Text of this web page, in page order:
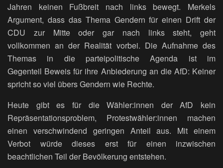
Jahren keinen Fußbreit nach links bewegt. Merkels
Argument, dass das Thema Gendern für einen Drift der
CDU zur Mitte oder gar nach links steht, geht
vollkommen an der Realität vorbei. Die Aufnahme des
Themas in die parteipolitische Agenda ist im
Gegenteil Beweis für ihre Anbiederung an die AfD: Keiner
spricht so viel übers Gendern wie Rechte.
Heute gibt es für die Wähler:innen der AfD kein
Repräsentationsproblem, Protestwähler:innen machen
einen verschwindend geringen Anteil aus. Mit einem
Verbot würde dieses erst für einen inzwischen
beachtlichen Teil der Bevölkerung entstehen.